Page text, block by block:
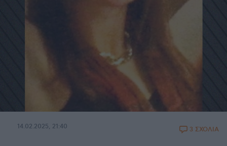
14.02.2025, 21:40 3 ΣΧΟΛΙΑ